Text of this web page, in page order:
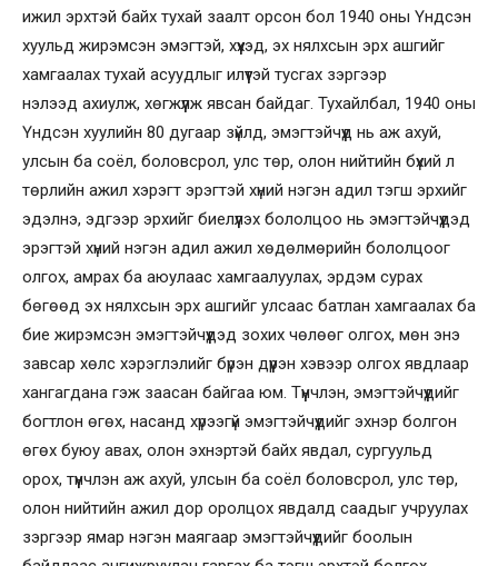
ижил эрхтэй байх тухай заалт орсон бол 1940 оны Үндсэн
хуульд жирэмсэн эмэгтэй, хүүхэд, эх нялхсын эрх ашгийг
хамгаалах тухай асуудлыг илүүтэй тусгах зэргээр
нэлээд ахиулж, хөгжүүлж явсан байдаг. Тухайлбал, 1940 оны
Үндсэн хуулийн 80 дугаар зүйлд, эмэгтэйчүүд нь аж ахуй,
улсын ба соёл, боловсрол, улс төр, олон нийтийн бүхий л
төрлийн ажил хэрэгт эрэгтэй хүний нэгэн адил тэгш эрхийг
эдэлнэ, эдгээр эрхийг биелүүлэх бололцоо нь эмэгтэйчүүдэд
эрэгтэй хүний нэгэн адил ажил хөдөлмөрийн бололцоог
олгох, амрах ба аюулаас хамгаалуулах, эрдэм сурах
бөгөөд эх нялхсын эрх ашгийг улсаас батлан хамгаалах ба
бие жирэмсэн эмэгтэйчүүдэд зохих чөлөөг олгох, мөн энэ
завсар хөлс хэрэглэлийг бүрэн дүүрэн хэвээр олгох явдлаар
хангагдана гэж заасан байгаа юм. Түүнчлэн, эмэгтэйчүүдийг
богтлон өгөх, насанд хүрээгүй эмэгтэйчүүдийг эхнэр болгон
өгөх буюу авах, олон эхнэртэй байх явдал, сургуульд
орох, түүнчлэн аж ахуй, улсын ба соёл боловсрол, улс төр,
олон нийтийн ажил дор оролцох явдалд саадыг учруулах
зэргээр ямар нэгэн маягаар эмэгтэйчүүдийг боолын